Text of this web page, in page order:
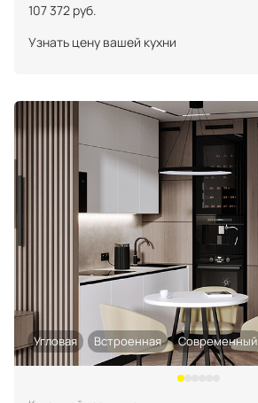
107 372 руб.
Узнать цену вашей кухни
Угловая Встроенная Современный